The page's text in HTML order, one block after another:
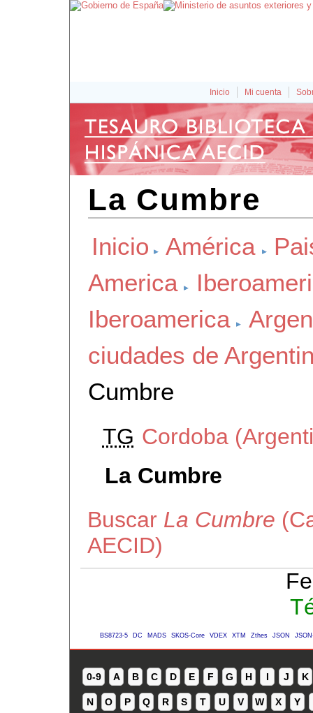
Inicio Mi cuenta
La Cumbre
Inicio América
America
Iberoamerica
ciudades de
Cumbre
TG Cordoba
La Cumbre
Buscar La Cumbre
AECID)
BS8723-5 DC MADS SKOS-Core VDEX XTM Zthes JSON
0-9 A B C D E F G H I J K
N O P Q R S T U V W X Y